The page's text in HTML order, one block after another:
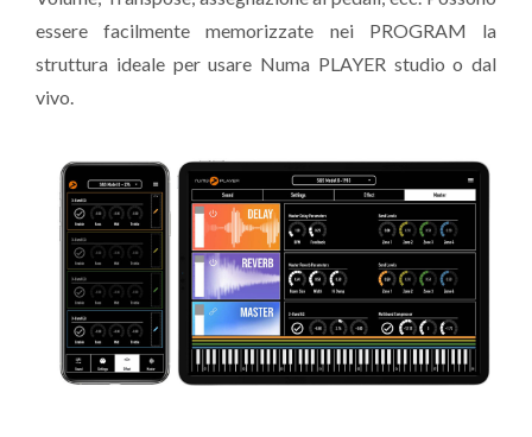
essere facilmente memorizzate nei PROGRAM la
struttura ideale per usare Numa PLAYER studio o dal
vivo.